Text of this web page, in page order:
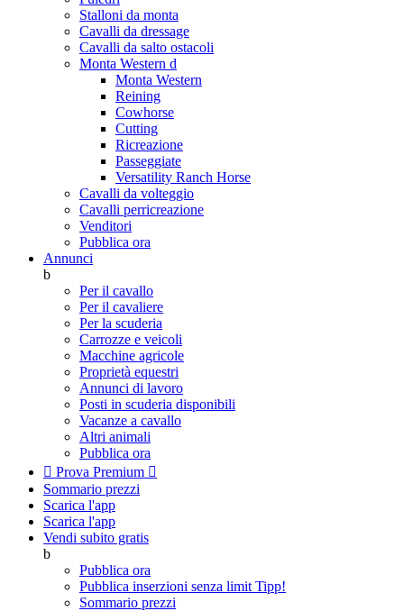
Stalloni da monta
Cavalli da dressage
Cavalli da salto ostacoli
Monta Western d
Monta Western
Reining
Cowhorse
Cutting
Ricreazione
Passeggiate
Versatility Ranch Horse
Cavalli da volteggio
Cavalli perricreazione
Venditori
Pubblica ora
Annunci
b
Per il cavallo
Per il cavaliere
Per la scuderia
Carrozze e veicoli
Macchine agricole
Proprietà equestri
Annunci di lavoro
Posti in scuderia disponibili
Vacanze a cavallo
Altri animali
Pubblica ora
 Prova Premium 
Sommario prezzi
Scarica l'app
Scarica l'app
Vendi subito gratis
b
Pubblica ora
Pubblica inserzioni senza limit Tipp!
Sommario prezzi